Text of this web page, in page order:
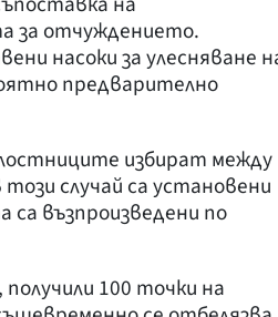
за отчуждението.
насоки за улесняване
предварително
избират между
случай са установени
възпроизведени по
100 точки на